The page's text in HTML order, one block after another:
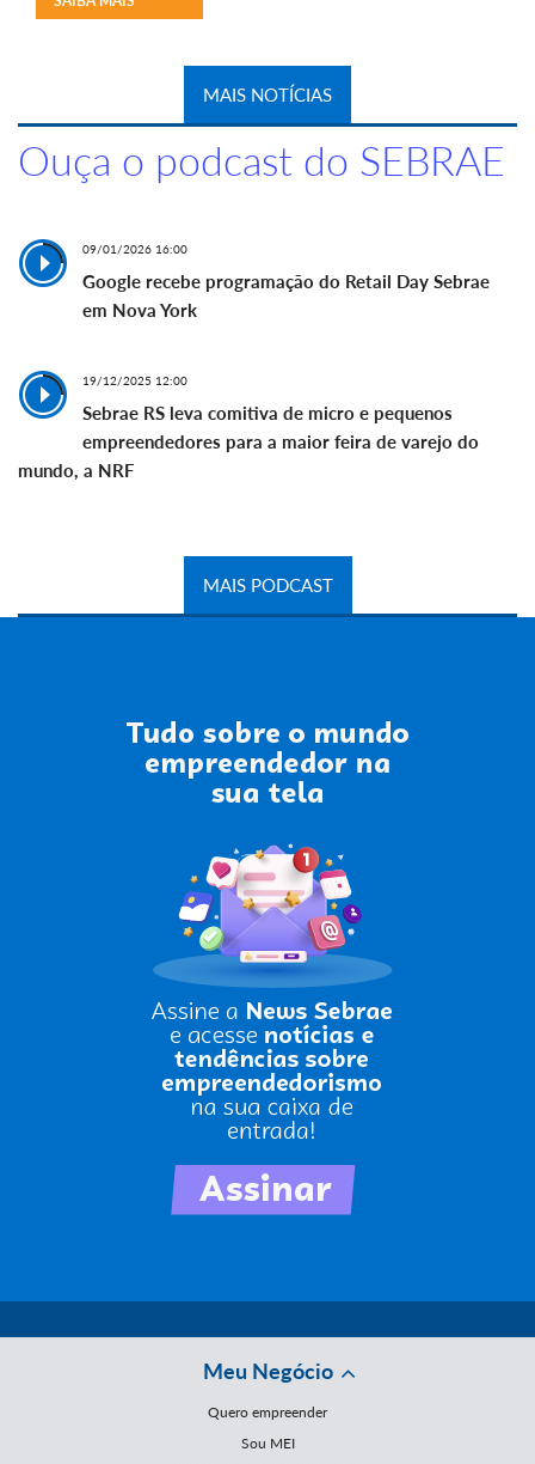
MAIS NOTÍCIAS
Ouça o podcast do SEBRAE
09/01/2026 16:00
Google recebe programação do Retail Day Sebrae
em Nova York
19/12/2025 12:00
Sebrae RS leva comitiva de micro e pequenos
empreendedores para a maior feira de varejo do
mundo, a NRF
MAIS PODCAST
Meu Negócio
Quero empreender
Sou MEI